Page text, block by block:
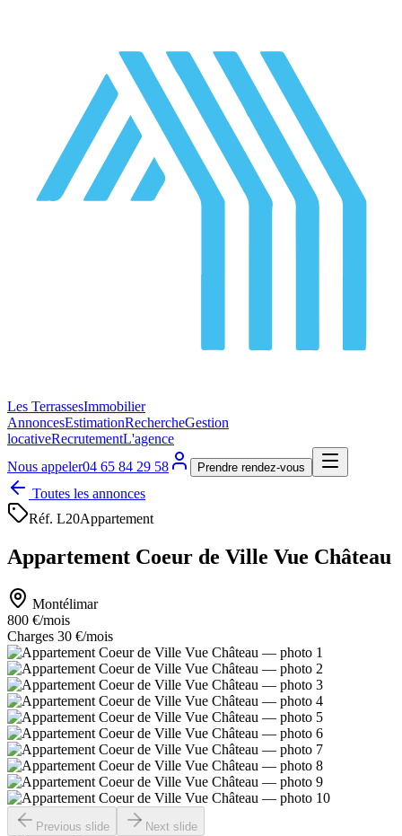
Les TerrassesImmobilier
AnnoncesEstimationRechercheGestion
locativeRecrutementL'agence
Nous appeler04 65 84 29 58 Prendre rendez-vous
Toutes les annonces
Réf. L20Appartement
Appartement Coeur de Ville Vue Château
Montélimar
800 €/mois
Charges 30 €/mois
Previous slide Next slide